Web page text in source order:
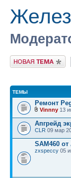
Новая тема
ТЕМЫ
Ремонт
Vinnny 13
Апгрейд
CLR 09 мар
SAM460
zxspeccy 05